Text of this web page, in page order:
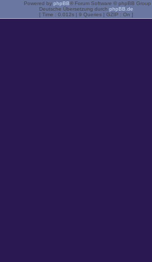
Powered by phpBB® Forum Software © phpBB Group
Deutsche Übersetzung durch phpBB.de
[ Time : 0.012s | 9 Queries | GZIP : On ]